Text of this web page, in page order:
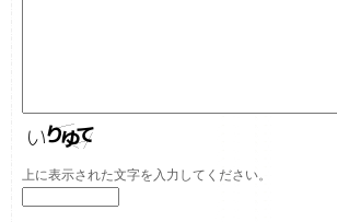
上に表示された文字を入力してください。